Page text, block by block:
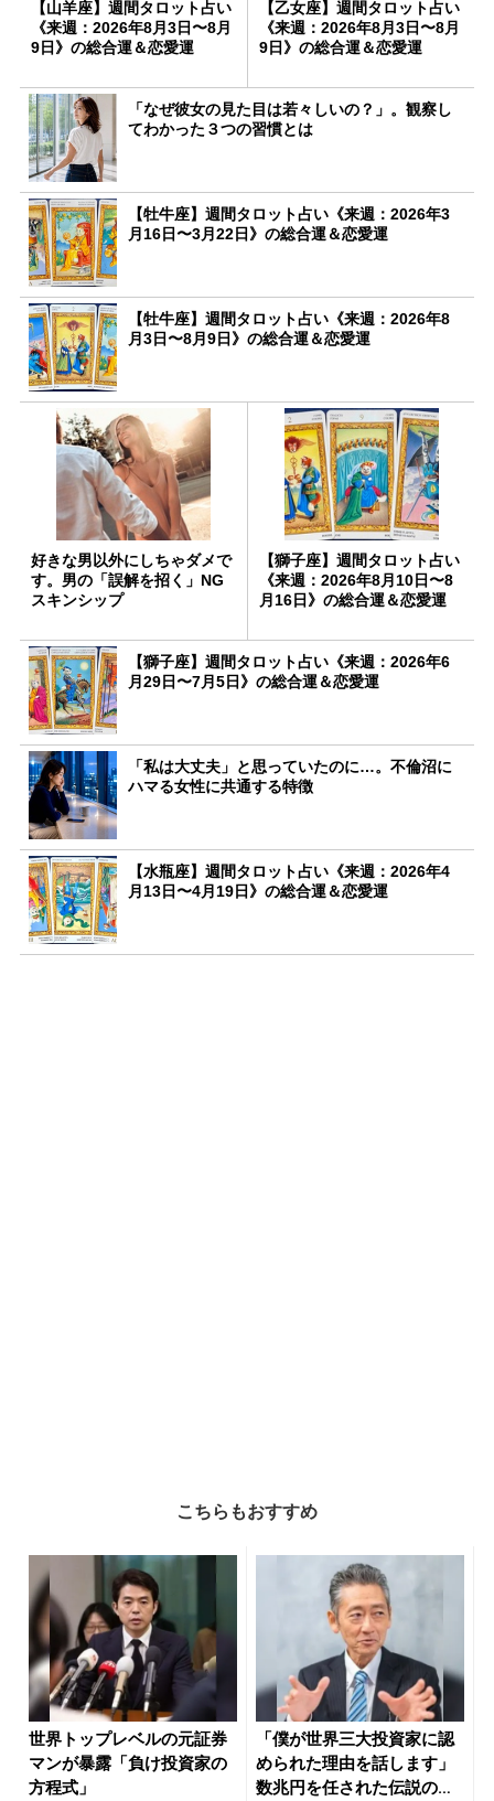
【山羊座】週間タロット占い
《来週：2026年8月3日〜8月
9日》の総合運＆恋愛運
【乙女座】週間タロット占い
《来週：2026年8月3日〜8月
9日》の総合運＆恋愛運
「なぜ彼女の見た目は若々しいの？」。観察し
てわかった３つの習慣とは
【牡牛座】週間タロット占い《来週：2026年3
月16日〜3月22日》の総合運＆恋愛運
【牡牛座】週間タロット占い《来週：2026年8
月3日〜8月9日》の総合運＆恋愛運
好きな男以外にしちゃダメで
す。男の「誤解を招く」NG
スキンシップ
【獅子座】週間タロット占い
《来週：2026年8月10日〜8
月16日》の総合運＆恋愛運
【獅子座】週間タロット占い《来週：2026年6
月29日〜7月5日》の総合運＆恋愛運
「私は大丈夫」と思っていたのに…。不倫沼に
ハマる女性に共通する特徴
【水瓶座】週間タロット占い《来週：2026年4
月13日〜4月19日》の総合運＆恋愛運
こちらもおすすめ
世界トップレベルの元証券
マンが暴露「負け投資家の
方程式」
「僕が世界三大投資家に認
められた理由を話します」
数兆円を任された伝説の投